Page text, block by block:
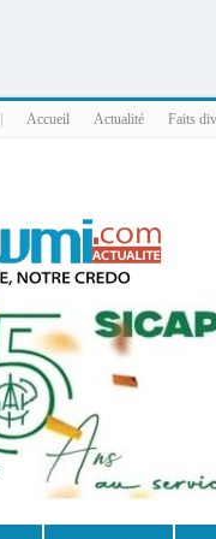
Accueil Actualité Faits